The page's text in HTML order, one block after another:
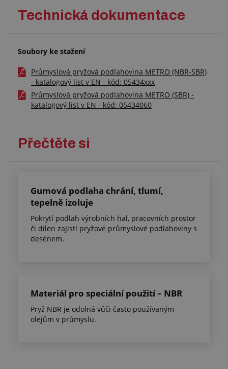
Technická dokumentace
Soubory ke stažení
Průmyslová pryžová podlahovina METRO (NBR-SBR)
- katalogový list v EN - kód: 05434xxx
Průmyslová pryžová podlahovina METRO (SBR) -
katalogový list v EN - kód: 05434060
Přečtěte si
Gumová podlaha chrání, tlumí,
tepelně izoluje
Pokrytí podlah výrobních hal, pracovních prostor
či dílen zajistí pryžové průmyslové podlahoviny s
desénem.
Materiál pro speciální použití – NBR
Pryž NBR je odolná vůči často používaným
olejům v průmyslu.